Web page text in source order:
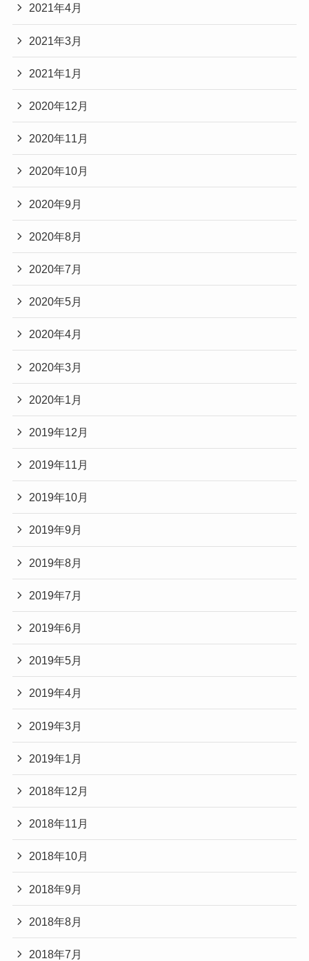
2021年4月
2021年3月
2021年1月
2020年12月
2020年11月
2020年10月
2020年9月
2020年8月
2020年7月
2020年5月
2020年4月
2020年3月
2020年1月
2019年12月
2019年11月
2019年10月
2019年9月
2019年8月
2019年7月
2019年6月
2019年5月
2019年4月
2019年3月
2019年1月
2018年12月
2018年11月
2018年10月
2018年9月
2018年8月
2018年7月